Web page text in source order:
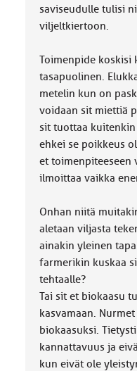
saviseudulle tulisi
viljeltkiertoon.
Toimenpide koskisi
tasapuolinen.
metelin kun on
voidaan sit miettiä
sit tuottaa
ehkei se poikkeus
et toimenpiteeseen
ilmoittaa vaikka
Onhan niitä
aletaan viljasta
ainakin yleinen
farmerikin kuskaa
tehtaalle?
Tai sit et biokaasu
kasvamaan.
biokaasuksi.
kannattavuus ja
kun eivät ole